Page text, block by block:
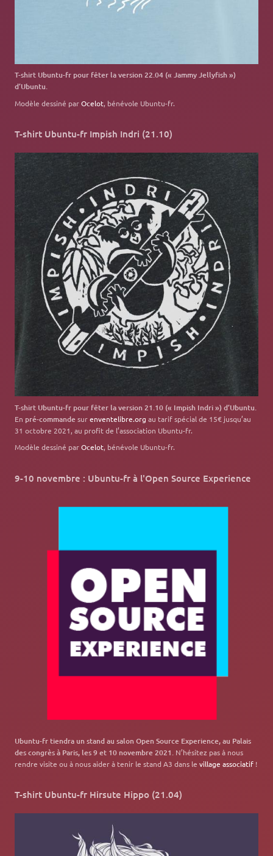
T-shirt Ubuntu-fr pour fêter la version 22.04 (« Jammy Jellyfish »)
d’Ubuntu.
Modèle dessiné parOcelot, bénévole Ubuntu-fr.
T-shirt Ubuntu-fr Impish Indri (21.10)
T-shirt Ubuntu-fr pour fêter la version 21.10 (« Impish Indri ») d’Ubuntu.
En pré-commandesurenventelibre.org au tarif spécial de 15€ jusqu’au
31 octobre 2021, au profit de l’association Ubuntu-fr.
Modèle dessiné parOcelot, bénévole Ubuntu-fr.
9-10 novembre : Ubuntu-fr à l'Open Source Experience
Ubuntu-fr tiendra un stand au salon Open Source Experience, au Palais
des congrès à Paris, les 9 et 10 novembre 2021. N’hésitez pas à nous
rendre visite ou à nous aider à tenir le stand A3 dans levillage associatif !
T-shirt Ubuntu-fr Hirsute Hippo (21.04)